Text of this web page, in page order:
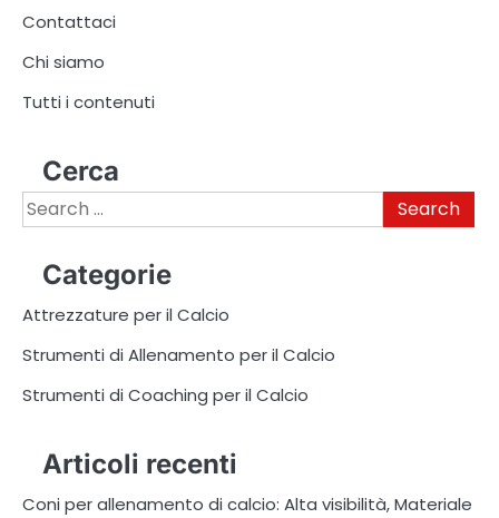
Contattaci
Chi siamo
Tutti i contenuti
Cerca
Search
for:
Categorie
Attrezzature per il Calcio
Strumenti di Allenamento per il Calcio
Strumenti di Coaching per il Calcio
Articoli recenti
Coni per allenamento di calcio: Alta visibilità, Materiale